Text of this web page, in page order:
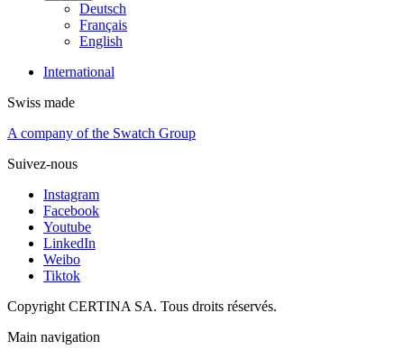
Deutsch
Français
English
International
Swiss made
A company of the Swatch Group
Suivez-nous
Instagram
Facebook
Youtube
LinkedIn
Weibo
Tiktok
Copyright CERTINA SA. Tous droits réservés.
Main navigation